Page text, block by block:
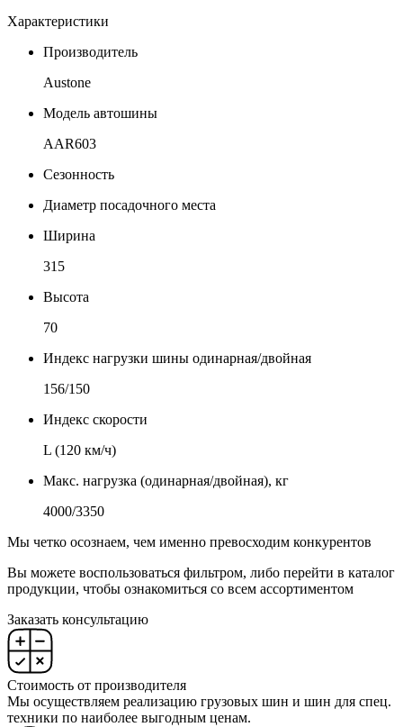
Характеристики
Производитель
Austone
Модель автошины
AAR603
Сезонность
Диаметр посадочного места
Ширина
315
Высота
70
Индекс нагрузки шины одинарная/двойная
156/150
Индекс скорости
L (120 км/ч)
Макс. нагрузка (одинарная/двойная), кг
4000/3350
Мы четко осознаем, чем именно превосходим конкурентов
Вы можете воспользоваться фильтром, либо перейти в каталог
продукции, чтобы ознакомиться со всем ассортиментом
Заказать консультацию
Стоимость от производителя
Мы осуществляем реализацию грузовых шин и шин для спец.
техники по наиболее выгодным ценам.